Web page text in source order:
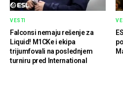
VESTI
Falconsi nemaju rešenje za
Liquid! M1CKe i ekipa
trijumfovali na poslednjem
turniru pred International